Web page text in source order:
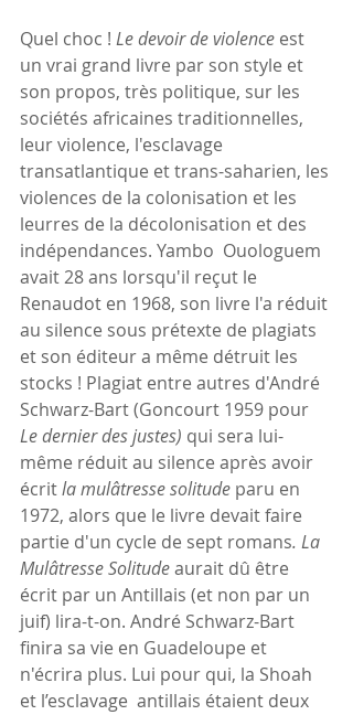
Quel choc ! Le devoir de violence est
un vrai grand livre par son style et
son propos, très politique, sur les
sociétés africaines traditionnelles,
leur violence, l'esclavage
transatlantique et trans-saharien, les
violences de la colonisation et les
leurres de la décolonisation et des
indépendances. Yambo  Ouologuem
avait 28 ans lorsqu'il reçut le
Renaudot en 1968, son livre l'a réduit
au silence sous prétexte de plagiats
et son éditeur a même détruit les
stocks ! Plagiat entre autres d'André
Schwarz-Bart (Goncourt 1959 pour
Le dernier des justes) qui sera lui-
même réduit au silence après avoir
écrit la mulâtresse solitude paru en
1972, alors que le livre devait faire
partie d'un cycle de sept romans. La
Mulâtresse Solitude aurait dû être
écrit par un Antillais (et non par un
juif) lira-t-on. André Schwarz-Bart
finira sa vie en Guadeloupe et
n'écrira plus. Lui pour qui, la Shoah
et l’esclavage
  antillais étaient deux